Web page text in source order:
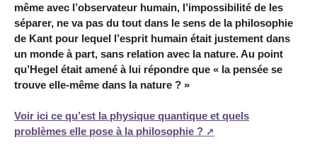
même avec l’observateur humain, l’impossibilité de les
séparer, ne va pas du tout dans le sens de la philosophie
de Kant pour lequel l’esprit humain était justement dans
un monde à part, sans relation avec la nature. Au point
qu’Hegel était amené à lui répondre que « la pensée se
trouve elle-même dans la nature ? »
Voir ici ce qu’est la physique quantique et quels
problèmes elle pose à la philosophie ?